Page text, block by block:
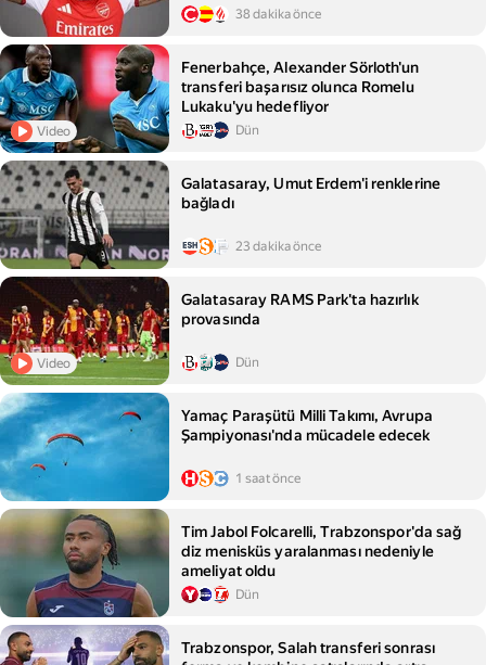
38 dakika önce
Video
Fenerbahçe, Alexander Sörloth'un
transferi başarısız olunca Romelu
Lukaku'yu hedefliyor
Dün
Galatasaray, Umut Erdem'i renklerine
bağladı
23 dakika önce
Video
Galatasaray RAMS Park'ta hazırlık
provasında
Dün
Yamaç Paraşütü Milli Takımı, Avrupa
Şampiyonası'nda mücadele edecek
1 saat önce
Tim Jabol Folcarelli, Trabzonspor'da sağ
diz menisküs yaralanması nedeniyle
ameliyat oldu
Dün
Trabzonspor, Salah transferi sonrası